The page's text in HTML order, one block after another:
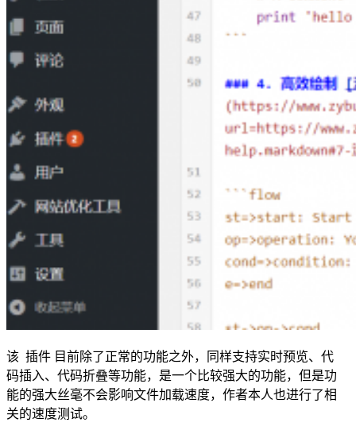
该 插件 目前除了正常的功能之外，同样支持实时预览、代
码插入、代码折叠等功能，是一个比较强大的功能，但是功
能的强大丝毫不会影响文件加载速度，作者本人也进行了相
关的速度测试。